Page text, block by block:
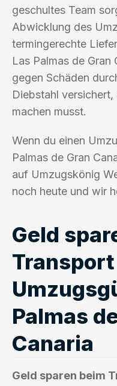
geschultes Team
Abwicklung des
termingerechte
Las Palmas de Gran
gegen Schäden
Diebstahl
machen musst.
Wenn du einen
Palmas de Gran
auf Umzugskönig
noch heute und wir
Geld
Palmas
Canaria
Geld sparen beim